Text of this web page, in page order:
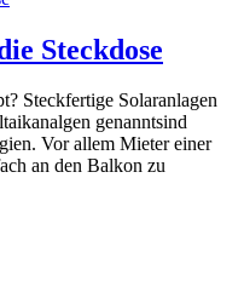
Steckdose
Steckfertige Solaranlagen
genanntsind
Vor allem Mieter einer
an den Balkon zu